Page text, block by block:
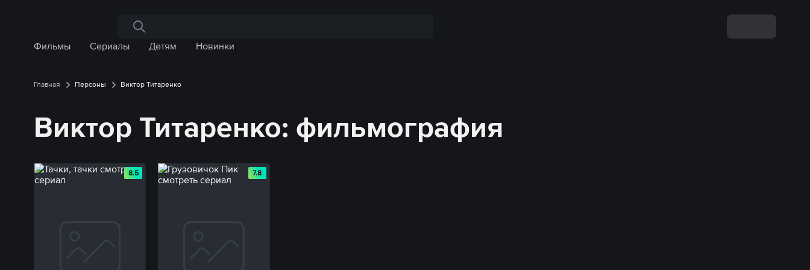
Поиск по сайту
Фильмы
Сериалы Детям Новинки
Главная Персоны Виктор Титаренко
Виктор Титаренко: фильмография
8.5 7.8